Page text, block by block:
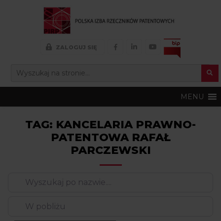
ZALOGUJ SIĘ FACEBOOK
LINKEDINYOUTUBE
FOR:
Search Button
MENU
TAG: KANCELARIA PRAWNO-
PATENTOWA RAFAŁ
PARCZEWSKI
Wyszukaj
W pobliżu